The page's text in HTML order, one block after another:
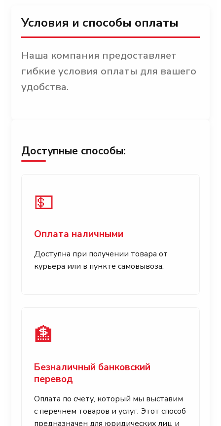
Условия и способы оплаты
Наша компания предоставляет
гибкие условия оплаты для вашего
удобства.
Доступные способы:
💵
Оплата наличными
Доступна при получении товара от
курьера или в пункте самовывоза.
🏦
Безналичный банковский
перевод
Оплата по счету, который мы выставим
с перечнем товаров и услуг. Этот способ
предназначен для юридических лиц и